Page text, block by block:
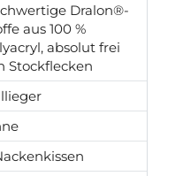
Dralon®-
aus 100 %
absolut frei
Stockflecken